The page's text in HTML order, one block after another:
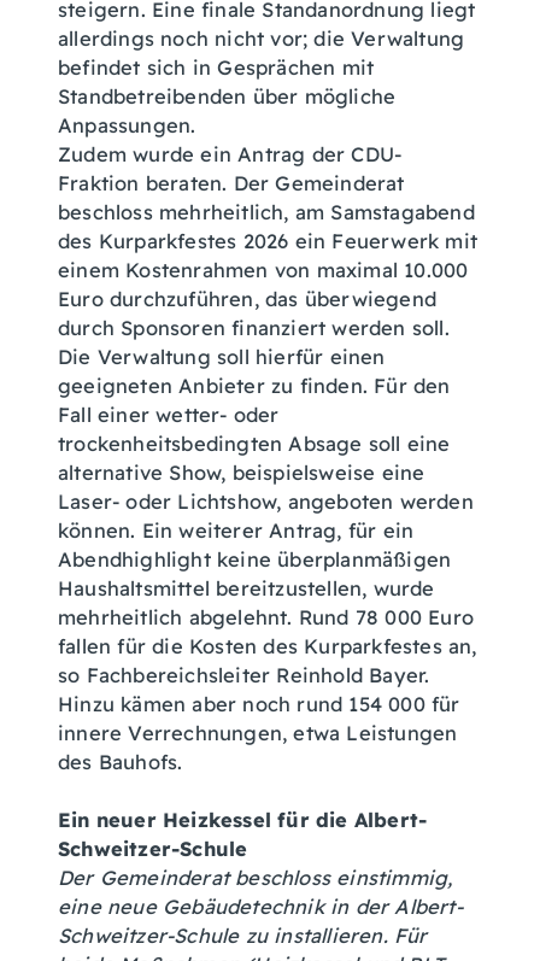
steigern. Eine finale Standanordnung liegt
allerdings noch nicht vor; die Verwaltung
befindet sich in Gesprächen mit
Standbetreibenden über mögliche
Anpassungen.
Zudem wurde ein Antrag der CDU-
Fraktion beraten. Der Gemeinderat
beschloss mehrheitlich, am Samstagabend
des Kurparkfestes 2026 ein Feuerwerk mit
einem Kostenrahmen von maximal 10.000
Euro durchzuführen, das überwiegend
durch Sponsoren finanziert werden soll.
Die Verwaltung soll hierfür einen
geeigneten Anbieter zu finden. Für den
Fall einer wetter- oder
trockenheitsbedingten Absage soll eine
alternative Show, beispielsweise eine
Laser- oder Lichtshow, angeboten werden
können. Ein weiterer Antrag, für ein
Abendhighlight keine überplanmäßigen
Haushaltsmittel bereitzustellen, wurde
mehrheitlich abgelehnt. Rund 78 000 Euro
fallen für die Kosten des Kurparkfestes an,
so Fachbereichsleiter Reinhold Bayer.
Hinzu kämen aber noch rund 154 000 für
innere Verrechnungen, etwa Leistungen
des Bauhofs.
Ein neuer Heizkessel für die Albert-
Schweitzer-Schule
Der Gemeinderat beschloss einstimmig,
eine neue Gebäudetechnik in der Albert-
Schweitzer-Schule zu installieren. Für